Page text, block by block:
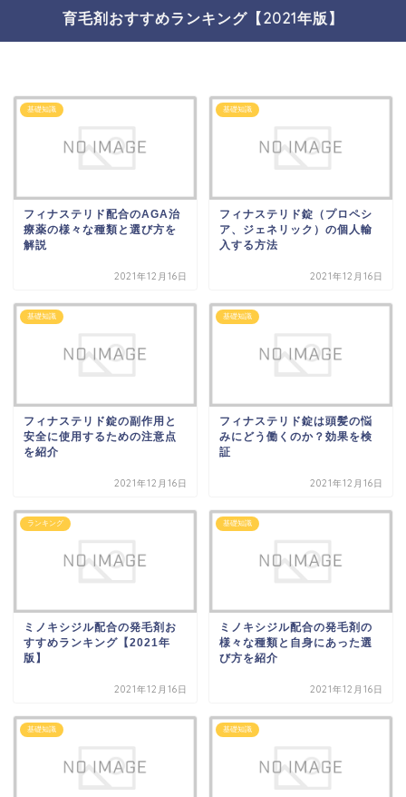
育毛剤おすすめランキング【2021年版】
基礎知識
フィナステリド配合のAGA治
療薬の様々な種類と選び方を
解説
2021年12月16日
基礎知識
フィナステリド錠（プロペシ
ア、ジェネリック）の個人輸
入する方法
2021年12月16日
基礎知識
フィナステリド錠の副作用と
安全に使用するための注意点
を紹介
2021年12月16日
基礎知識
フィナステリド錠は頭髪の悩
みにどう働くのか？効果を検
証
2021年12月16日
ランキング
ミノキシジル配合の発毛剤お
すすめランキング【2021年
版】
2021年12月16日
基礎知識
ミノキシジル配合の発毛剤の
様々な種類と自身にあった選
び方を紹介
2021年12月16日
基礎知識 基礎知識